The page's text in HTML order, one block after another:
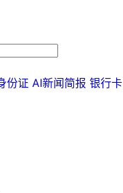
份证 AI新闻简报 银行卡